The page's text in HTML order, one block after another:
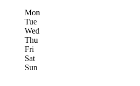
Mon
Tue
Wed
Thu
Fri
Sat
Sun